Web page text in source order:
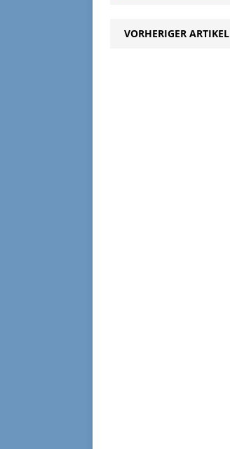
VORHERIGER ARTIKEL